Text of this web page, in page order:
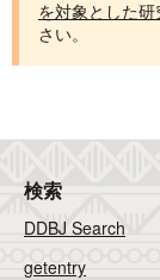
を対象とした
さい。
検索
DDBJ Search
getentry